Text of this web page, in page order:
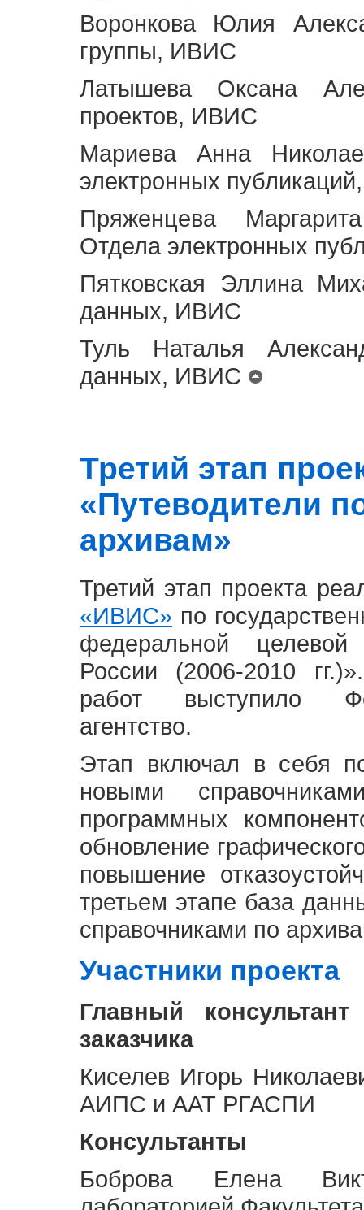
Воронкова Юлия
группы, ИВИС
Латышева Оксана
проектов, ИВИС
Мариева Анна
электронных
Пряженцева
Отдела электронных
Пятковская Эллина
данных, ИВИС
Туль Наталья
данных, ИВИС
Третий этап
«Путеводители
архивам»
Третий этап проекта
«ИВИС» по
федеральной
России (2006-2010
работ выступило
агентство.
Этап включал в себя
новыми
программных
обновление
повышение
третьем этапе база
справочниками по
Участники проекта
Главный
заказчика
Киселев Игорь
АИПС и ААТ РГАСПИ
Консультанты
Боброва Елена